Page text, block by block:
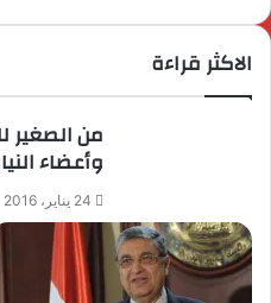
الاكثر قراءة
من الصغير
وأعضاء
24 يناير، 2016